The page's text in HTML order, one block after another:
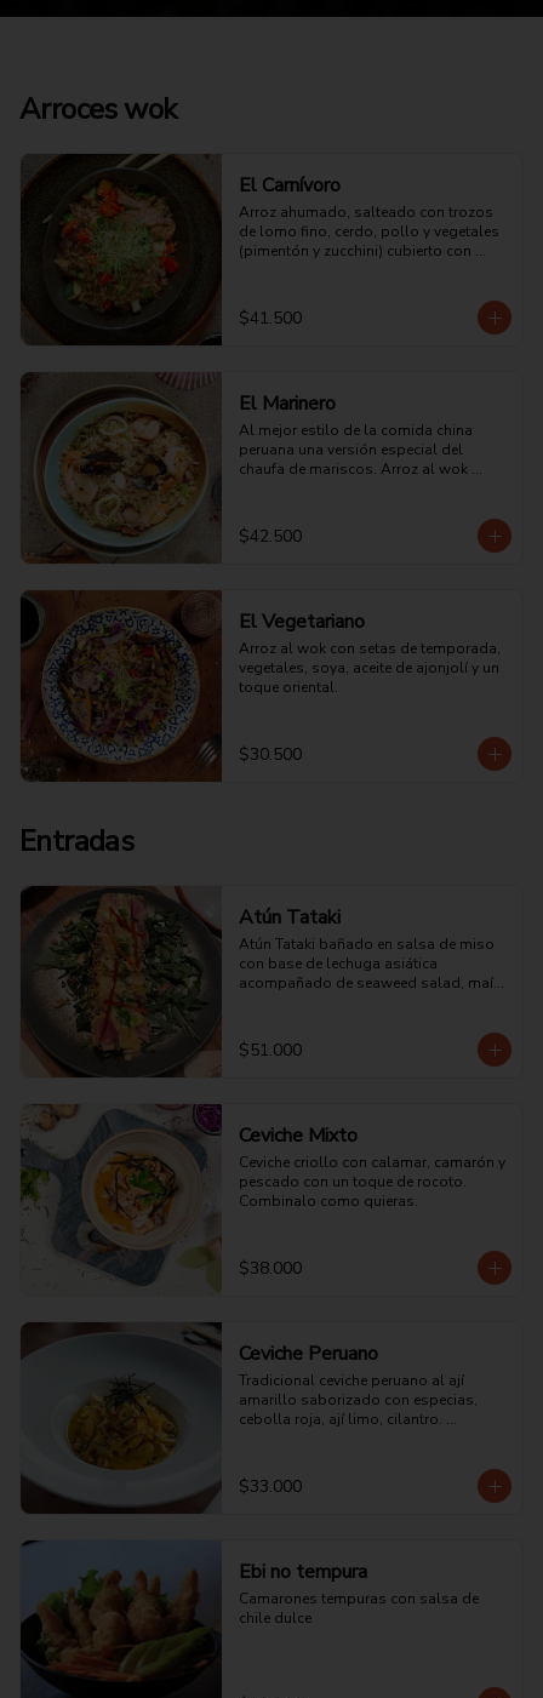
Arroces wok
El Carnívoro
Arroz ahumado, salteado con trozos
de lomo fino, cerdo, pollo y vegetales
(pimentón y zucchini) cubierto con
y salsa de ostras.
$41.500
El Marinero
Al mejor estilo de la comida china
peruana una versión especial del
chaufa de mariscos. Arroz al wok
salsa oriental, tortilla de huevo y un
toque de ciboulette.
$42.500
El Vegetariano
Arroz al wok con setas de temporada,
vegetales, soya, aceite de ajonjolí y un
toque oriental.
$30.500
Entradas
Atún Tataki
Atún Tataki bañado en salsa de miso
con base de lechuga asiática
acompañado de seaweed salad, maíz
$51.000
Ceviche Mixto
Ceviche criollo con calamar, camarón y
pescado con un toque de rocoto.
Combinalo como quieras.
$38.000
Ceviche Peruano
Tradicional ceviche peruano al ají
amarillo saborizado con especias,
cebolla roja, ají limo, cilantro.
$33.000
Ebi no tempura
Camarones tempuras con salsa de
chile dulce